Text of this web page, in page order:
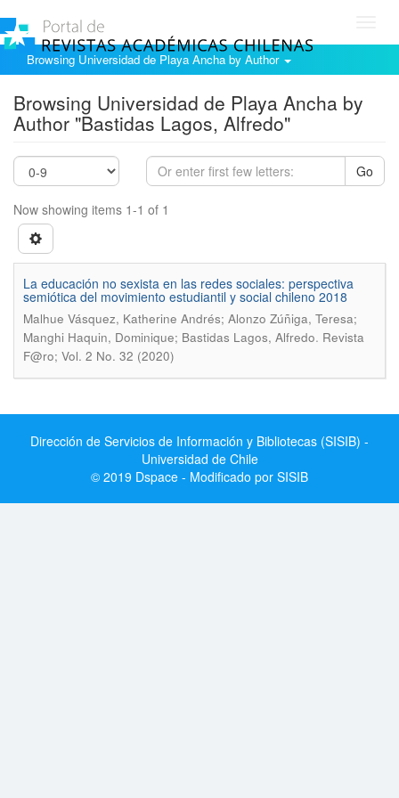
Browsing Universidad de Playa Ancha by Author
Browsing Universidad de Playa Ancha by
Author "Bastidas Lagos, Alfredo"
Go
Now showing items 1-1 of 1
La educación no sexista en las redes sociales: perspectiva
semiótica del movimiento estudiantil y social chileno 2018
Malhue Vásquez, Katherine Andrés; Alonzo Zúñiga, Teresa;
Manghi Haquin, Dominique; Bastidas Lagos, Alfredo. Revista
F@ro; Vol. 2 No. 32 (2020)
Dirección de Servicios de Información y Bibliotecas (SISIB) -
Universidad de Chile
© 2019 Dspace - Modificado por SISIB